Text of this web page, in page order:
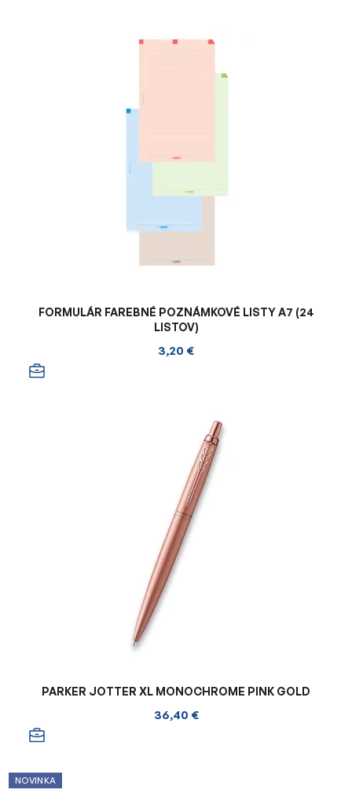
FORMULÁR FAREBNÉ POZNÁMKOVÉ LISTY A7 (24
LISTOV)
3,20 €
PARKER JOTTER XL MONOCHROME PINK GOLD
36,40 €
NOVINKA